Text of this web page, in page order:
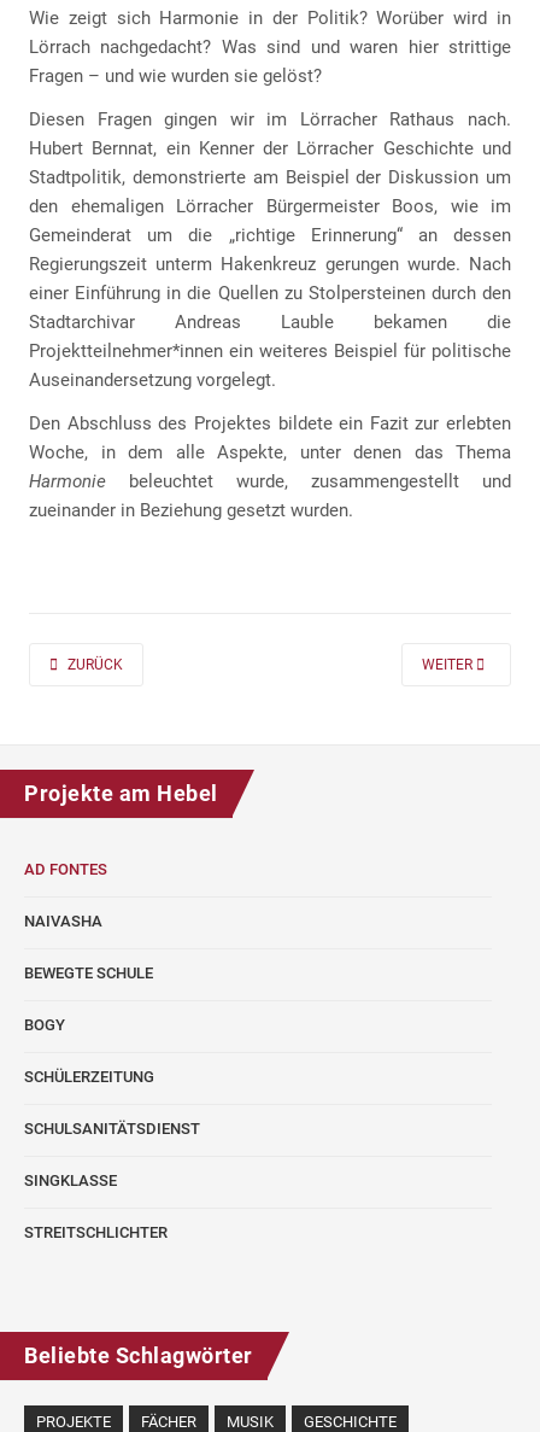
Wie zeigt sich Harmonie in der Politik? Worüber wird in
Lörrach nachgedacht? Was sind und waren hier strittige
Fragen – und wie wurden sie gelöst?
Diesen Fragen gingen wir im Lörracher Rathaus nach.
Hubert Bernnat, ein Kenner der Lörracher Geschichte und
Stadtpolitik, demonstrierte am Beispiel der Diskussion um
den ehemaligen Lörracher Bürgermeister Boos, wie im
Gemeinderat um die „richtige Erinnerung“ an dessen
Regierungszeit unterm Hakenkreuz gerungen wurde. Nach
einer Einführung in die Quellen zu Stolpersteinen durch den
Stadtarchivar Andreas Lauble bekamen die
Projektteilnehmer*innen ein weiteres Beispiel für politische
Auseinandersetzung vorgelegt.
Den Abschluss des Projektes bildete ein Fazit zur erlebten
Woche, in dem alle Aspekte, unter denen das Thema
Harmonie beleuchtet wurde, zusammengestellt und
zueinander in Beziehung gesetzt wurden.
PREVIOUS ARTICLE: AD FONTES 2019/20 „MASS“ FÜR DIE KLASSEN 7
ZURÜCK NEXT ARTICLE:
WEITER
Projekte am Hebel
AD FONTES
NAIVASHA
BEWEGTE SCHULE
BOGY
SCHÜLERZEITUNG
SCHULSANITÄTSDIENST
SINGKLASSE
STREITSCHLICHTER
Beliebte Schlagwörter
PROJEKTE FÄCHER MUSIK GESCHICHTE